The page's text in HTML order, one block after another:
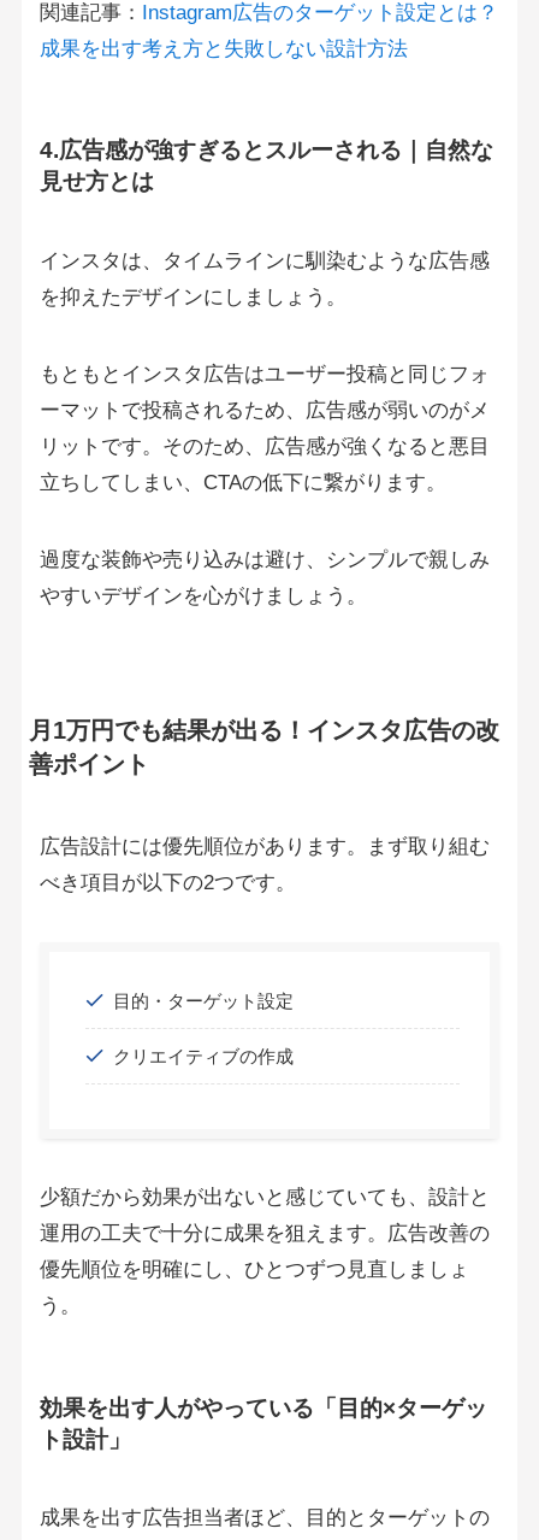
関連記事：
Instagram広告のターゲット設定とは？
成果を出す考え方と失敗しない設計方法
4.広告感が強すぎるとスルーされる｜自然な
見せ方とは
インスタは、タイムラインに馴染むような広告感
を抑えたデザインにしましょう。
もともとインスタ広告はユーザー投稿と同じフォ
ーマットで投稿されるため、広告感が弱いのがメ
リットです。そのため、広告感が強くなると悪目
立ちしてしまい、CTAの低下に繋がります。
過度な装飾や売り込みは避け、シンプルで親しみ
やすいデザインを心がけましょう。
月1万円でも結果が出る！インスタ広告の改
善ポイント
広告設計には優先順位があります。まず取り組む
べき項目が以下の2つです。
目的・ターゲット設定
クリエイティブの作成
少額だから効果が出ないと感じていても、設計と
運用の工夫で十分に成果を狙えます。広告改善の
優先順位を明確にし、ひとつずつ見直しましょ
う。
効果を出す人がやっている「目的×ターゲッ
ト設計」
成果を出す広告担当者ほど、目的とターゲットの